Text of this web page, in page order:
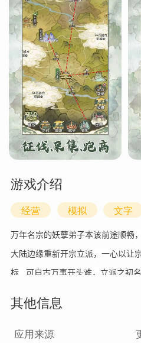
游戏介绍
经营 模拟 文字
万年名宗的妖孽弟子本该前途顺畅
大陆边缘重新开宗立派，一心以让
标...可自古万事开头难，立派之初
成名...而修仙一途，贵在抉择，掠
名，还是广结善缘，以丹阵符器制
其他信息
应用来源